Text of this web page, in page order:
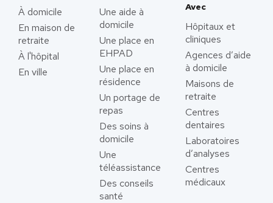
À domicile
En maison de
retraite
À l'hôpital
En ville
Une aide à
domicile
Une place en
EHPAD
Une place en
résidence
Un portage de
repas
Des soins à
domicile
Une
téléassistance
Des conseils
santé
Avec
Hôpitaux et
cliniques
Agences d’aide
à domicile
Maisons de
retraite
Centres
dentaires
Laboratoires
d’analyses
Centres
médicaux